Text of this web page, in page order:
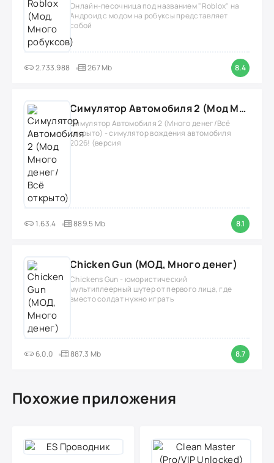
Онлайн-песочница под названием "Roblox" на
Андроид с модом на робуксы представляет
собой
2.733.988 267 Mb 8.4
Симулятор Автомобиля 2 (Мод Много денег/Всё открыто)
Симулятор Автомобиля 2 (Много денег/Всё
открыто) - симулятор вождения автомобиля
2026! (версия
1.63.4 889.5 Mb 8.1
Chicken Gun (МОД, Много денег)
Chickens Gun - юмористический
мультиплеерный шутер от первого лица, где
вместо солдат нужно играть
6.0.0 887.3 Mb 8.7
Похожие приложения